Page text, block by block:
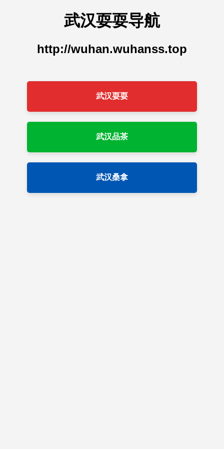
武汉耍耍导航
http://wuhan.wuhanss.top
武汉耍耍
武汉品茶
武汉桑拿